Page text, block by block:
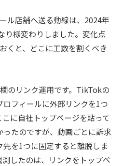
ル店舗へ送る動線は、2024年
り様変わりしました。変化点
くと、どこに工数を割くべき
のリンク運用です。TikTokの
ロフィールに外部リンクを1つ
に自社トップページを貼って
たのですが、動画ごとに訴求
を1つに固定すると離脱しま
したのは、リンクをトップペ